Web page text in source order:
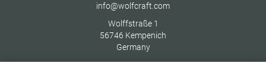
info@wolfcraft.com
Wolffstraße 1
56746 Kempenich
Germany